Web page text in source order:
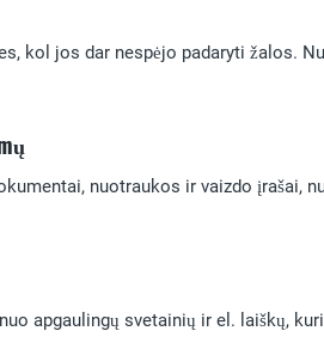
kol jos dar nespėjo padaryti žalos.
nuotraukos ir vaizdo įrašai,
apgaulingų svetainių ir el. laiškų,